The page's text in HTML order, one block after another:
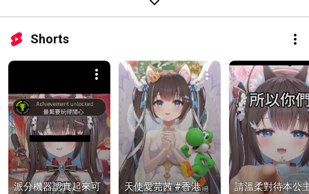
Shorts
派分機器認真起來可
天使愛芫茜 #香港
請溫柔對待本公主